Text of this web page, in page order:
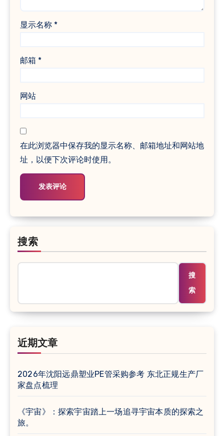
显示名称 *
邮箱 *
网站
在此浏览器中保存我的显示名称、邮箱地址和网站地
址，以便下次评论时使用。
搜索
搜
索
近期文章
2026年沈阳远鼎塑业PE管采购参考 东北正规生产厂
家盘点梳理
《宇宙》：探索宇宙踏上一场追寻宇宙本质的探索之
旅。